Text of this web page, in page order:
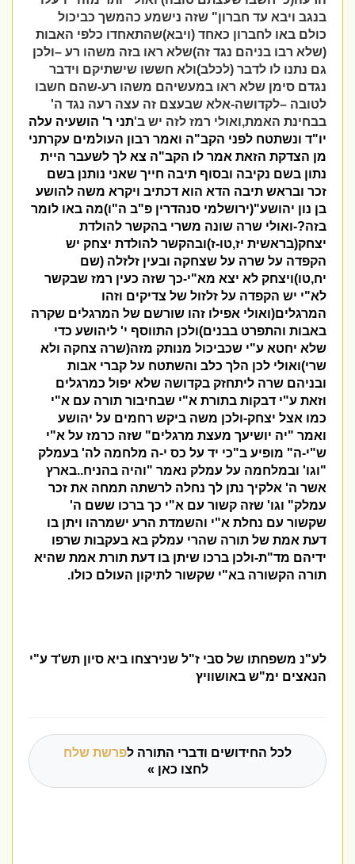
בנגב ויבא עד חברון" שזה נישמע כהמשך כביכול
כולם באו לחברון כאחד (ויבא)שהתאחדו כלפי האבות
(שלא רבו בניהם נגד זה)שלא ראו בזה משהו רע –ולכן
גם נתנו לו לדבר (לכלב)ולא חששו שישתיקם וידבר
נגדם סימן שלא ראו במעשיהם משהו רע-שהם חשבו
לטובה –לקדושה-אלא שבעצם זה עצה רעה נגד ה'
בבחינת האמת,ואולי רמז לזה יש ב' תני ר'הושעיה עלה
"ד ונשתטח לפני הקב"ה ואמר רבון העולמים עקרתני
מן הצדקת הזאת אמר לו הקב"ה צא לך לשעבר היית
נתון בשם נקיבה ובסוף תיבה חייך שאני נותנן בשם
זכר ובראש תיבה הדא הוא דכתיב ויקרא משה להושע
בן נון יהושע"(ירושלמי סנהדרין פ"ב ה"ו)מה באו לומר
בזה?-ואולי שרה שונה משרי בהקשר להולדת
יצחק(בראשית יז,טו-ז)ובהקשר להולדת יצחק יש
הקפדה על שרה על שצחקה ובעין זלזלה (שם
יח,טו)ויצחק לא יצא מא"י-כך שזה כעין רמז שבקשר
לא"י יש הקפדה על זלזול של צדיקים וזהו
המרגלים(ואולי אפילו זהו שורשם של המרגלים שקרה
באבות והתפרט בבנים)ולכן התווסף י' ליהושע כדי
שלא יחטא ע"י שכביכול מנותק מזה(שרה צחקה ולא
שרי)ואולי לכן הלך כלב והשתטח על קברי אבות
ובניהם שרה ליתחזק בקדושה שלא יפול כמרגלים
וזאת ע"י דבקות בתורת א"י שבחיבור תורה עם א"י
כמו אצל יצחק-ולכן משה ביקש רחמים על יהושע
ואמר "יה יושיעך מעצת מרגלים" שזה כרמז על א"י
ש"י-ה" מופיע ב"כי יד על כס י-ה מלחמה לה' בעמלק
"וגו' ובמלחמה על עמלק נאמר "והיה בהניח..בארץ
אשר ה' אלקיך נתן לך נחלה לרשתה תמחה את זכר
עמלק" וגו' שזה קשור עם א"י כך ברכו ששם ה'
שקשור עם נחלת א"י והשמדת הרע ישמרהו ויתן בו
דעת אמת של תורה שהרי עמלק בא בעקבות שרפו
ידיהם מד"ת-ולכן ברכו שיתן בו דעת תורת אמת שהיא
תורה הקשורה בא"י שקשור לתיקון העולם כולו.
לע"נ משפחתו של סבי ז"ל שנירצחו ביא סיון תש'ד ע"י
הנאצים ימ"ש באושוויץ
לכל החידושים ודברי התורה לפרשת שלח
לחצו כאן »